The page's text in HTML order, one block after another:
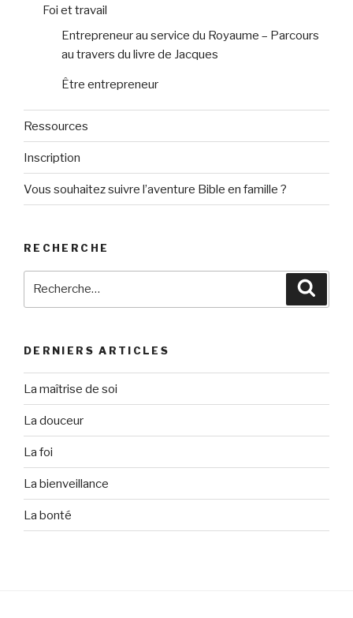
Foi et travail
Entrepreneur au service du Royaume – Parcours
au travers du livre de Jacques
Être entrepreneur
Ressources
Inscription
Vous souhaitez suivre l’aventure Bible en famille ?
RECHERCHE
DERNIERS ARTICLES
La maîtrise de soi
La douceur
La foi
La bienveillance
La bonté